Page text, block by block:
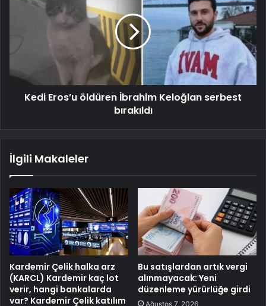
Kedi Eros’u öldüren İbrahim Keloğlan serbest
bırakıldı
İlgili Makaleler
Kardemir Çelik halka arz
(KARCL) Kardemir kaç lot
verir, hangi bankalarda
var? Kardemir Çelik katılım
Bu satışlardan artık vergi
alınmayacak: Yeni
düzenleme yürürlüğe girdi
Ağustos 7, 2026